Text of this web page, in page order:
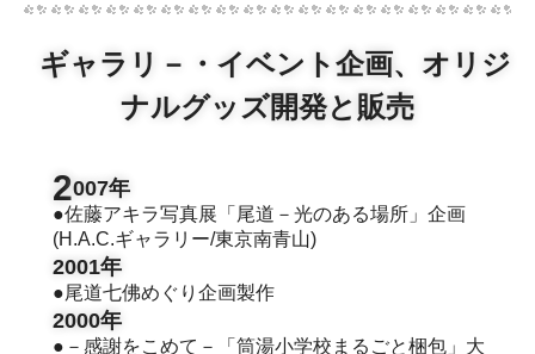
ギャラリ－・イベント企画、オリジ
ナルグッズ開発と販売
2007年
●佐藤アキラ写真展「尾道－光のある場所」企画
(H.A.C.ギャラリー/東京南青山)
2001年
●尾道七佛めぐり企画製作
2000年
●－感謝をこめて－「筒湯小学校まるごと梱包」大